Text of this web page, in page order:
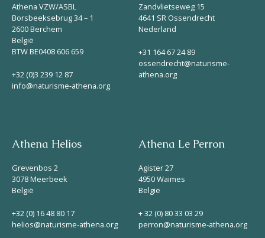
Athena VZW/ASBL
Borsbeeksebrug 34 – 1
2600 Berchem
België
BTW BE0408 606 659
+32 (0)3 239 12 87
info@naturisme-athena.org
Zandvlietseweg 15
4641 SR Ossendrecht
Nederland
+31 164 67 24 89
ossendrecht@naturisme-
athena.org
Athena Helios
Grevenbos 2
3078 Meerbeek
België
+32 (0) 16 48 80 17
helios@naturisme-athena.org
Athena Le Perron
Agister 27
4950 Waimes
België
+ 32 (0) 80 33 03 29
perron@naturisme-athena.org